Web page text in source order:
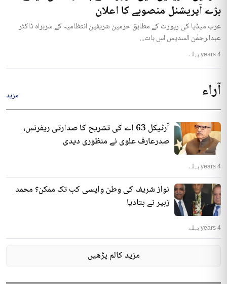
بڑے آپریشنل منصوبے کا اعلان
عرب میڈیا کی رپورٹ کے مطابق حرمین شریفین انتظامیہ کے سربراہ ڈاکٹر
عبدالرحمٰن السدیس اس بات...
4 years پہلے
آراء مزید
آرٹیکل 63 اے کی تشریح کا صدارتی ریفرنس،
صدرعارف علوی نے منظوری دیدی
4 years پہلے
نواز شریف کی وطن واپسی کب تک ممکن؟ محمد
زبیر نے بتادیا
4 years پہلے
مزید کالم پڑھیں